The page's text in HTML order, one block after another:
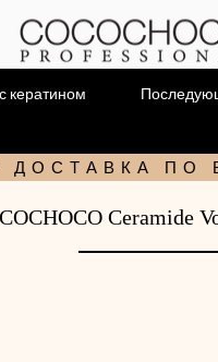
кератином
ДОСТАВКА ПО
Ceramide